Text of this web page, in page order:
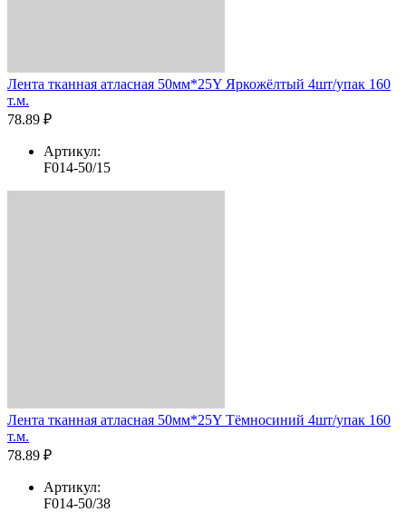
Лента тканная атласная 50мм*25Y Яркожёлтый 4шт/упак 160
т.м.
78.89 ₽
Артикул:
F014-50/15
Лента тканная атласная 50мм*25Y Тёмносиний 4шт/упак 160
т.м.
78.89 ₽
Артикул:
F014-50/38